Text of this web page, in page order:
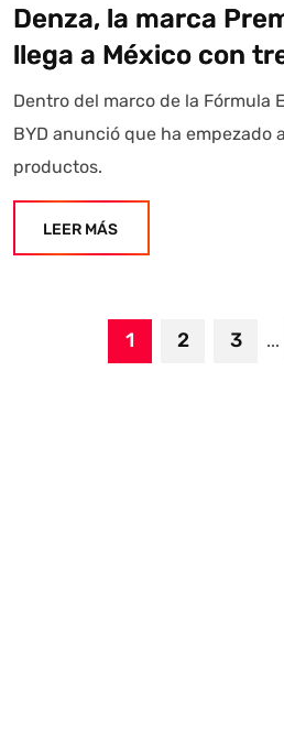
Denza, la marca
llega a México con
Dentro del marco de la Fórmula
BYD anunció que ha empezado
productos.
LEER MÁS
1 2 3 ...